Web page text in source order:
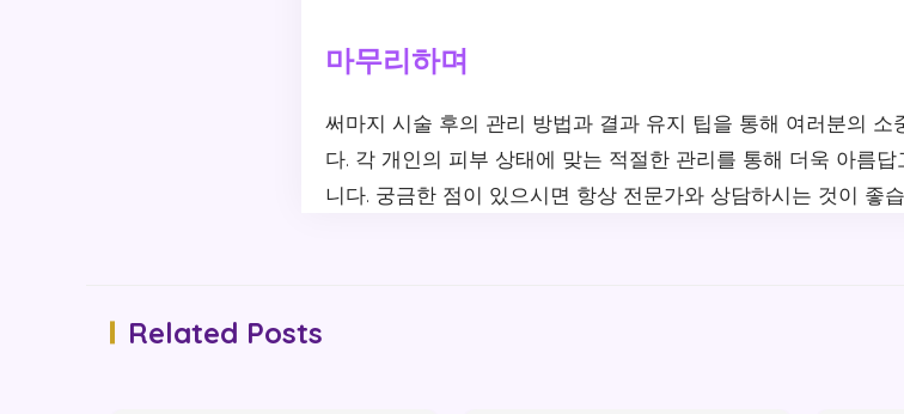
마무리하며
써마지 시술 후의 관리 방법과 결과 유지 팁을 통해 여러분의
다. 각 개인의 피부 상태에 맞는 적절한 관리를 통해 더욱 아름
니다. 궁금한 점이 있으시면 항상 전문가와 상담하시는 것이 좋
Related Posts